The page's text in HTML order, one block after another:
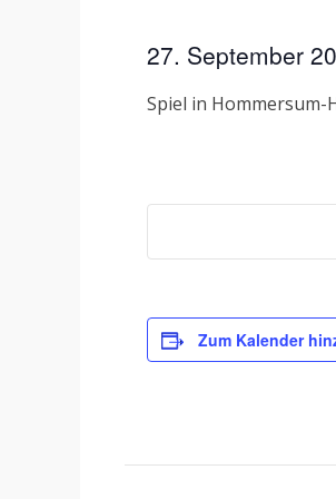
27. September
Spiel in Hommersum-
Zum Kalender